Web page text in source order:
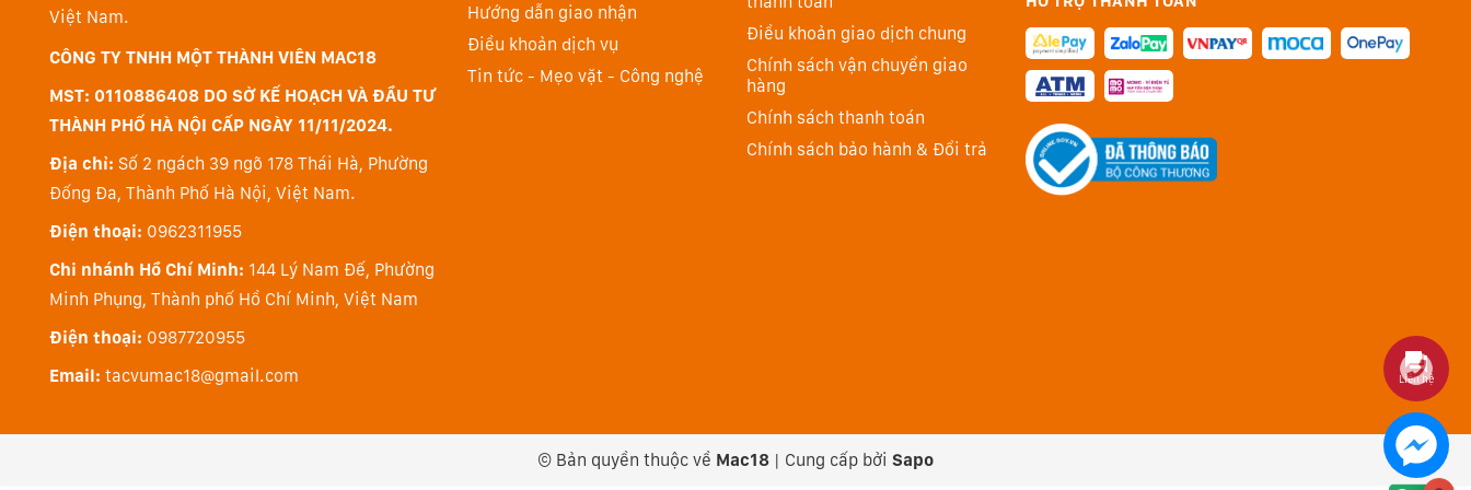
kế để tăng tốc tác vụ video, M2 đồng thời bổ sung chip phương tiện thế hệ mới và công cụ xử lý video ProRes
mạnh mẽ đáp ứng các thao tác encode và decode nặng phần cứng, từ đó các máy M2 có thể phát lại nhiều
luồng video 4K và 8K hơn trước.
Cổng MagSafe trở lại
MagSafe trở lại trên MacBook Air M2 2022, cung cấp người dùng cổng sạc chuyên dụng dễ dàng kết nối,
đồng thời bảo vệ MacBook Air trong trường hợp cáp sạc bị rút ra ngoài ý muốn. MacBook Air 2022 có 2 cổng
Thunderbolt cho phép kết nối nhiều phụ kiện, giắc âm thành 3.5mm hỗ trợ dòng headphone trở kháng cao.
Việt Nam.
CÔNG TY TNHH MỘT THÀNH VIÊN MAC18
MST: 0110886408 DO SỞ KẾ HOẠCH VÀ ĐẦU TƯ
THÀNH PHỐ HÀ NỘI CẤP NGÀY 11/11/2024.
Địa chỉ: Số 2 ngách 39 ngõ 178 Thái Hà, Phường
Đống Đa, Thành Phố Hà Nội, Việt Nam.
Điện thoại: 0962311955
Chi nhánh Hồ Chí Minh: 144 Lý Nam Đế, Phường
Minh Phụng, Thành phố Hồ Chí Minh, Việt Nam
Điện thoại: 0987720955
Email: tacvumac18@gmail.com
Hướng dẫn giao nhận
Điều khoản dịch vụ
Tin tức - Mẹo vặt - Công nghệ
Điều khoản giao dịch chung
Chính sách vận chuyển giao
hàng
Chính sách thanh toán
Chính sách bảo hành & Đổi trả
© Bản quyền thuộc về Mac18 | Cung cấp bởi Sapo
Liên hệ